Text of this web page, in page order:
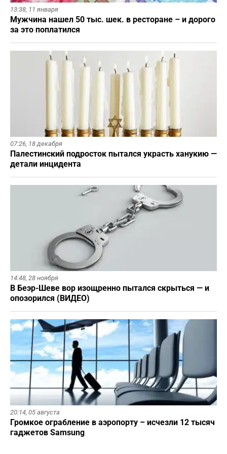
13:38, 11 января
Мужчина нашел 50 тыс. шек. в ресторане – и дорого
за это поплатился
07:26, 18 декабря
Палестинский подросток пытался украсть ханукию —
детали инцидента
14:48, 28 ноября
В Беэр-Шеве вор изощренно пытался скрыться — и
опозорился (ВИДЕО)
20:14, 05 августа
Громкое ограбление в аэропорту – исчезли 12 тысяч
гаджетов Samsung